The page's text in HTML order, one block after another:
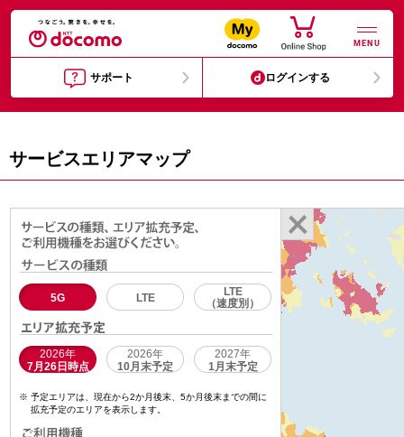
MENU
サポート ログインする
サービスエリアマップ
5G LTE
LTE
（速度別）
2026年
7月26日時点
2026年
10月末予定
2027年
1月末予定
予定エリアは、現在から2か月後末、5か月後末までの間に
拡充予定のエリアを表示します。